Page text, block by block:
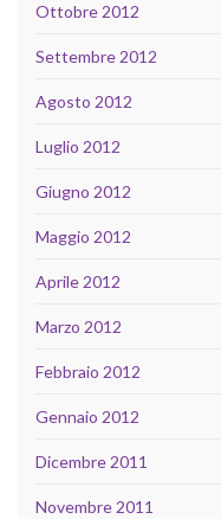
Ottobre 2012
Settembre 2012
Agosto 2012
Luglio 2012
Giugno 2012
Maggio 2012
Aprile 2012
Marzo 2012
Febbraio 2012
Gennaio 2012
Dicembre 2011
Novembre 2011